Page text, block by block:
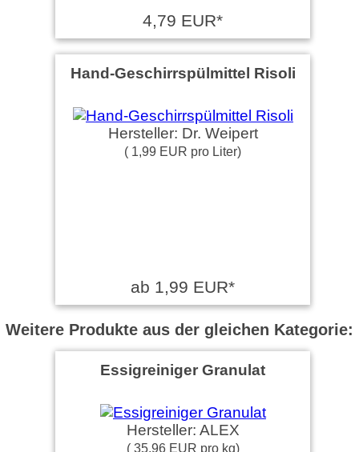
4,79 EUR*
Hand-Geschirrspülmittel Risoli
Hersteller: Dr. Weipert
( 1,99 EUR pro Liter)
ab 1,99 EUR*
Weitere Produkte aus der gleichen Kategorie:
Essigreiniger Granulat
Hersteller: ALEX
( 35,96 EUR pro kg)